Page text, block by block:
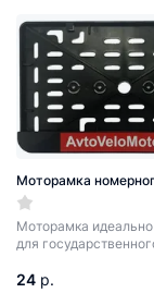
Моторамка
Моторамка идеально
для
24 р.